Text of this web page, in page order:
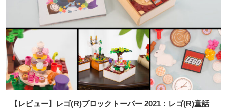
【レビュー】レゴ(R)ブロックトーバー 2021：レゴ(R)童話